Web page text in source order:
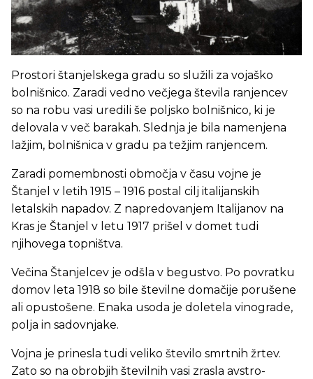
Prostori štanjelskega gradu so služili za vojaško
bolnišnico. Zaradi vedno večjega števila ranjencev
so na robu vasi uredili še poljsko bolnišnico, ki je
delovala v več barakah. Slednja je bila namenjena
lažjim, bolnišnica v gradu pa težjim ranjencem.
Zaradi pomembnosti območja v času vojne je
Štanjel v letih 1915 – 1916 postal cilj italijanskih
letalskih napadov. Z napredovanjem Italijanov na
Kras je Štanjel v letu 1917 prišel v domet tudi
njihovega topništva.
Večina Štanjelcev je odšla v begustvo. Po povratku
domov leta 1918 so bile številne domačije porušene
ali opustošene. Enaka usoda je doletela vinograde,
polja in sadovnjake.
Vojna je prinesla tudi veliko število smrtnih žrtev.
Zato so na obrobjih številnih vasi zrasla avstro-